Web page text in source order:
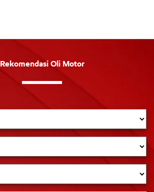
Rekomendasi Oli Motor